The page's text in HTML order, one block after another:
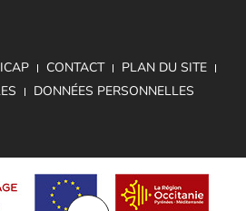
CONTACT
PLAN DU SITE
DONNÉES PERSONNELLES